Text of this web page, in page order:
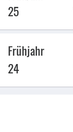
25
Frühjahr
24